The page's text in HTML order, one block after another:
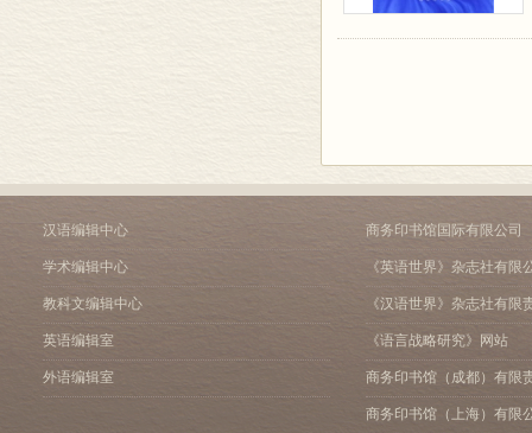
汉语编辑中心
学术编辑中心
教科文编辑中心
英语编辑室
外语编辑室
商务印书馆国际有限公司
《英语世界》杂志社有限
《汉语世界》杂志社有限
《语言战略研究》网站
商务印书馆（成都）有限
商务印书馆（上海）有限